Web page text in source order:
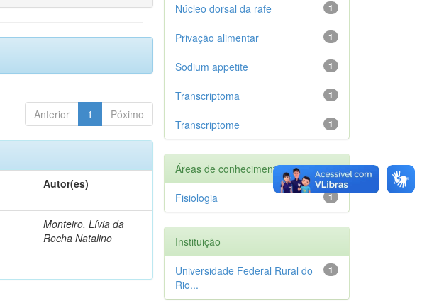
Anterior 1 Póximo
Autor(es)
Monteiro, Lívia da
Rocha Natalino
1
Núcleo dorsal da rafe
1
Privação alimentar
1
Sodium appetite
1
Transcriptoma
1
Transcriptome
Áreas de conhecimento
1
Fisiologia
Instituição
1
Universidade Federal Rural do
Rio...